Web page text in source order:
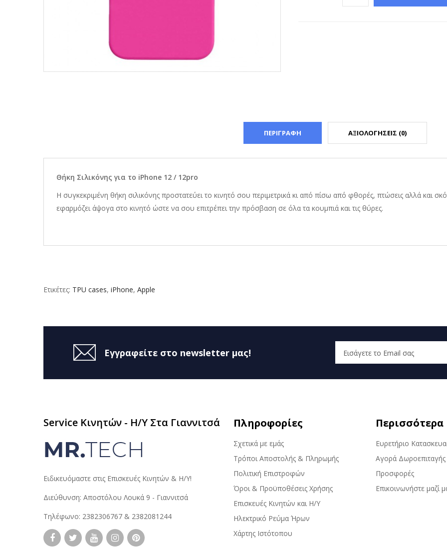
ΠΕΡΙΓΡΑΦΗ ΑΞΙΟΛΟΓΗΣΕΙΣ (0)
Θήκη Σιλικόνης για το iPhone 12 / 12pro
Η συγκεκριμένη θήκη σιλικόνης προστατεύει το κινητό σου περιμετρικά κι από πίσω από φθορές, πτώσεις αλλά και
εφαρμόζει άψογα στο κινητό ώστε να σου επιτρέπει την πρόσβαση σε όλα τα κουμπιά και τις θύρες.
Ετικέτες: TPU cases, iPhone, Apple
Εγγραφείτε στο newsletter μας!
Service Κινητών - H/Y Στα Γιαννιτσά
Ειδικευόμαστε στις Επισκευές Κινητών & Η/Υ!
Διεύθυνση: Αποστόλου Λουκά 9 - Γιαννιτσά
Τηλέφωνο: 2382306767 & 2382081244
Πληροφορίες
Σχετικά με εμάς
Τρόποι Αποστολής & Πληρωμής
Πολιτική Επιστροφών
Όροι & Προϋποθέσεις Χρήσης
Επισκευές Κινητών και Η/Υ
Ηλεκτρικό Ρεύμα Ήρων
Χάρτης Ιστότοπου
Περισσότερα
Ευρετήριο
Αγορά Δωροεπιταγής
Προσφορές
Επικοινωνήστε μαζί